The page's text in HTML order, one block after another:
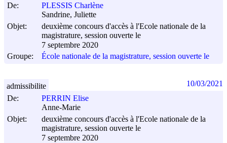
De:
PLESSIS Charlène
Sandrine, Juliette
Objet:
deuxième concours d'accès à l'Ecole nationale de la
magistrature, session ouverte le
7 septembre 2020
Groupe:
École nationale de la magistrature, session ouverte le
De:
PERRIN Elise
Anne-Marie
Objet:
deuxième concours d'accès à l'Ecole nationale de la
magistrature, session ouverte le
7 septembre 2020
admissibilite 10/03/2021